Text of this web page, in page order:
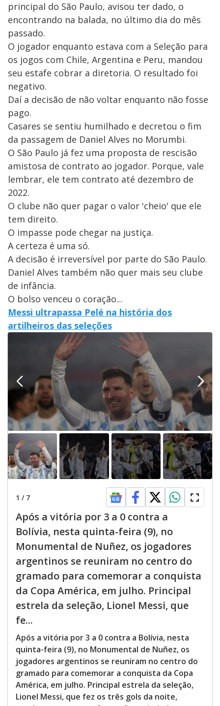
principal do São Paulo, avisou ter dado, o
encontrando na balada, no último dia do mês
passado.
O jogador enquanto estava com a Seleção para
os jogos com Chile, Argentina e Peru, mandou
seu estafe cobrar a diretoria. O resultado foi
negativo.
Daí a decisão de não voltar enquanto não fosse
pago.
Casares se sentiu humilhado e decretou o fim
da passagem de Daniel Alves no Morumbi.
O São Paulo já fez uma proposta de rescisão
amistosa de contrato ao jogador. Porque, vale
lembrar, ele tem contrato até dezembro de
2022.
O clube não quer pagar o valor 'cheio' que ele
tem direito.
O impasse pode chegar na justiça.
A certeza é uma só.
A decisão é irreversível por parte do São Paulo.
Daniel Alves também não quer mais seu clube
de infância.
O bolso venceu o coração...
Messi ultrapassa Pelé na história dos
artilheiros das seleções
1 / 7
Após a vitória por 3 a 0 contra a
Bolívia, nesta quinta-feira (9), no
Monumental de Nuñez, os jogadores
argentinos se reuniram no centro do
gramado para comemorar a conquista
da Copa América, em julho. Principal
estrela da seleção, Lionel Messi, que
fe...
Após a vitória por 3 a 0 contra a Bolívia, nesta
quinta-feira (9), no Monumental de Nuñez, os
jogadores argentinos se reuniram no centro do
gramado para comemorar a conquista da Copa
América, em julho. Principal estrela da seleção,
Lionel Messi, que fez os três gols da noite,